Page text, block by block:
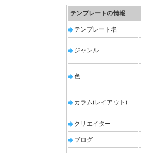
テンプレートの情報
テンプレート名
ジャンル
色
カラム(レイアウト)
クリエイター
ブログ